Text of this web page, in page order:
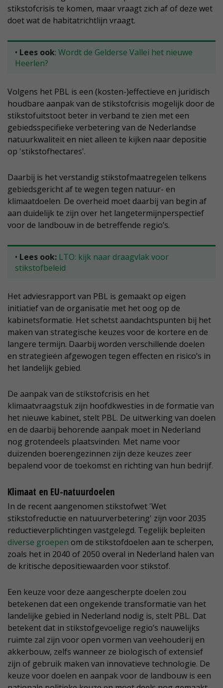
stikstofcrisis te komen, maar vraagt zich af of deze wet
doet wat de habitatrichtlijn vraagt.
• Lees ook: Wordt de Gelderse Vallei het nieuwe
Heerlen?
Volgens het PBL is een (kosten-)effectieve en juridisch
houdbare aanpak van de stikstofcrisis mogelijk door de
stikstofuitstoot beter in verband te zien met een
gebiedsspecifieke verbetering van de Nederlandse
natuurkwaliteit en niet alleen te kijken naar depositie
op 'stikstofhectares'.
Daarbij is het verstandig stikstofmaatregelen telkens
gebiedsgericht af te wegen tegen natuur- en
klimaatdoelen. De overheid moet daarbij van begin af
aan duidelijk te zijn over het langetermijnperspectief
voor de landbouw in de betreffende regio’s.
• Lees ook: LTO: kijk naar draagvlak voor
stikstofbeleid
Het adviesrapport van PBL is gemaakt op eigen
initiatief van de organisatie met het oog op de
kabinetsformatie. Het schetst aandachtspunten bij het
maken van strategische keuzes voor de kortere en de
langere termijn. Daarbij worden verschillende doelen
en strategieën afgewogen tegen effecten en risico’s in
het landelijk gebied.
De aanpak van de stikstofcrisis en het
klimaatvraagstuk zijn hoofdkwesties in de formatie van
het nieuwe kabinet, stelt PBL. De uitwerking van doelen
en de daarbij behorende aanpak moet in Nederland
nog grotendeels plaatsvinden. Met name voor
duizenden boerengezinnen zijn deze keuzes zeer
bepalend voor de toekomst en richting van hun bedrijf.
Klimaat en EU-natuurdoelen
In de recent aangenomen stikstofwet 'Wet
stikstofreductie en natuurverbetering' zijn voor 2035
reductieverplichtingen vastgelegd. Tegelijk bepleiten
diverse groepen om de stikstofdoelen aan te scherpen,
zoals het in 2040 of 2050 overal in Nederland halen van
de kritische depositiewaarden voor stikstof.
Een keuze voor deze aangescherpte doelen zou
betekenen dat een ongekende transformatie van het
landelijke gebied in Nederland nodig is, stelt PBL. Dat
betekent dat in stikstofgevoelige regio’s nauwelijks
ruimte zal zijn voor open vormen van veehouderij en
akkerbouw, zelfs wanneer ze biologisch of extensief
zijn of gebruik maken van innovatieve technologie. De
keuze voor doelen en aanpak voor de landbouw is een